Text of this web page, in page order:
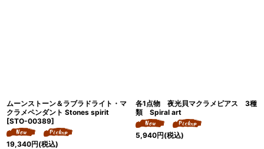
ムーンストーン＆ラブラドライト・マ
クラメペンダント Stones spirit
[STO-00389]
19,340円(税込)
各1点物 夜光貝マクラメピアス 3種
類 Spiral art
5,940円(税込)